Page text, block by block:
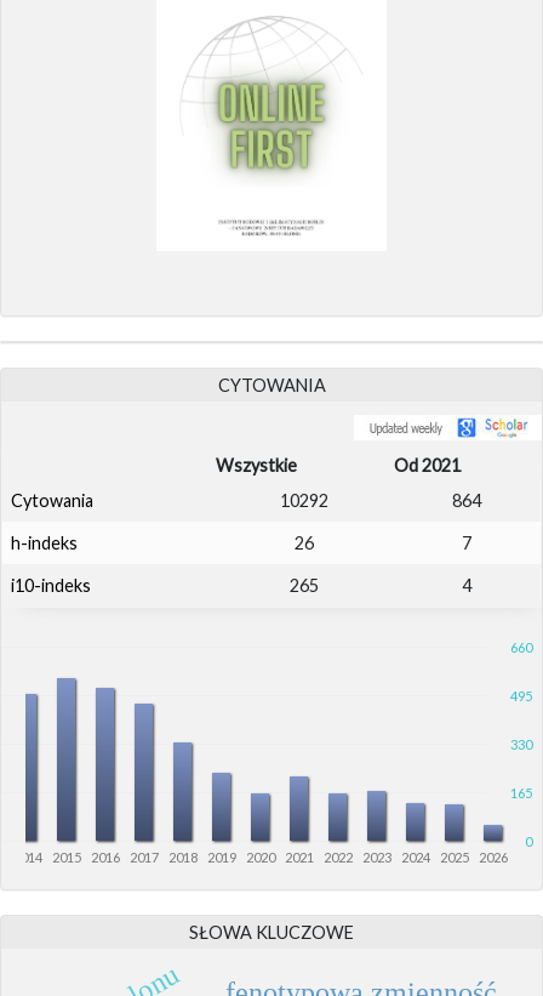
CYTOWANIA
Wszystkie
Od 2021
Cytowania
10292 864
h-indeks 26 7
i10-indeks 265 4
0
660
330
165
495
2014 2015 2016 2017 2018 2019 2020 2021 2022 2023 2024 2025 2026
SŁOWA KLUCZOWE